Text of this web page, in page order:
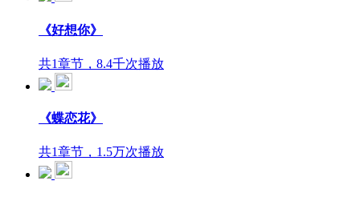
《好想你》
共1章节，8.4千次播放
《蝶恋花》
共1章节，1.5万次播放